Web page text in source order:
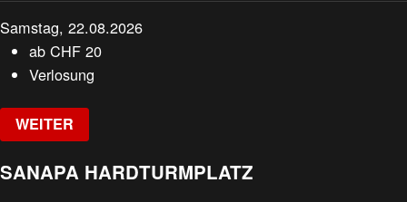
Samstag, 22.08.2026
abCHF 20
Verlosung
WEITER
SANAPA HARDTURMPLATZ